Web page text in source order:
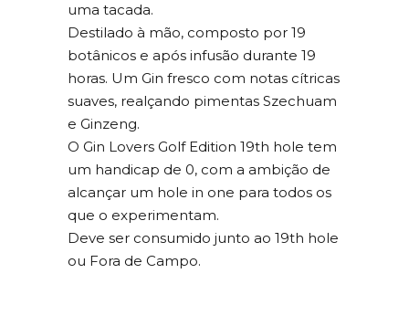
uma tacada.
Destilado à mão, composto por 19
botânicos e após infusão durante 19
horas. Um Gin fresco com notas cítricas
suaves, realçando pimentas Szechuam
e Ginzeng.
O Gin Lovers Golf Edition 19th hole tem
um handicap de 0, com a ambição de
alcançar um hole in one para todos os
que o experimentam.
Deve ser consumido junto ao 19th hole
ou Fora de Campo.